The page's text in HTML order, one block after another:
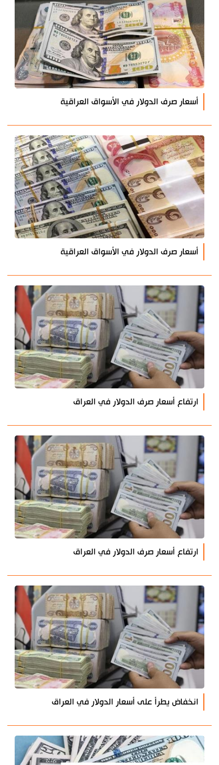
أسعار صرف الدولار في الأسواق العراقية
أسعار صرف الدولار في الأسواق العراقية
ارتفاع أسعار صرف الدولار في العراق
ارتفاع أسعار صرف الدولار في العراق
انخفاض يطرأ على أسعار الدولار في العراق